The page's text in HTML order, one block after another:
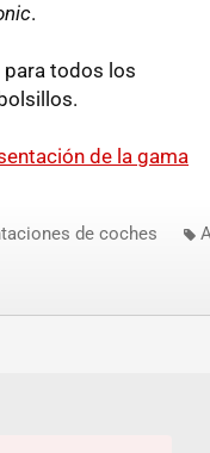
.
para todos los
de la gama
de coches